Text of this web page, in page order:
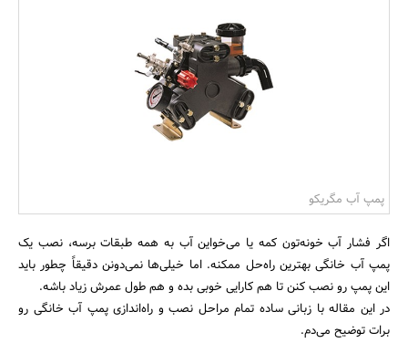
پمپ آب مگریکو
اگر فشار آب خونه‌تون کمه یا می‌خواین آب به همه طبقات برسه، نصب یک
پمپ آب خانگی بهترین راه‌حل ممکنه. اما خیلی‌ها نمی‌دونن دقیقاً چطور باید
این پمپ رو نصب کنن تا هم کارایی خوبی بده و هم طول عمرش زیاد باشه.
در این مقاله با زبانی ساده تمام مراحل نصب و راه‌اندازی پمپ آب خانگی رو
برات توضیح می‌دم.